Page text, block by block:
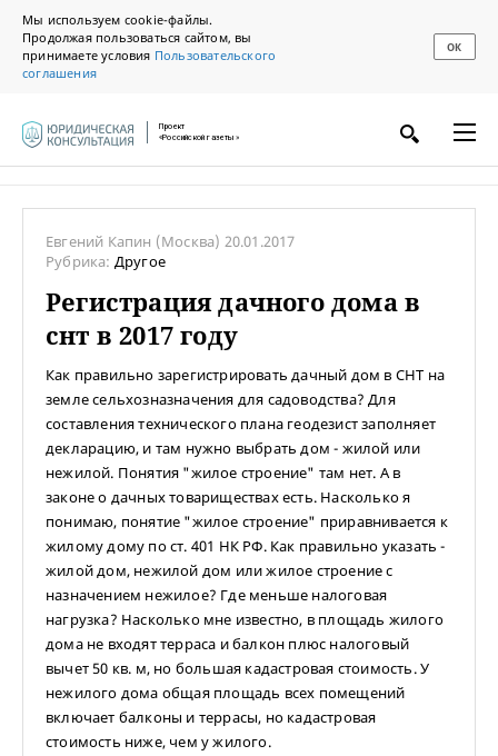
Мы используем cookie-файлы.
Продолжая пользоваться сайтом, вы
принимаете условия Пользовательского
соглашения
ОК
Проект
«Российской газеты»
Евгений Капин (Москва) 20.01.2017
Рубрика: Другое
Регистрация дачного дома в
снт в 2017 году
Как правильно зарегистрировать дачный дом в СНТ на
земле сельхозназначения для садоводства? Для
составления технического плана геодезист заполняет
декларацию, и там нужно выбрать дом - жилой или
нежилой. Понятия "жилое строение" там нет. А в
законе о дачных товариществах есть. Насколько я
понимаю, понятие "жилое строение" приравнивается к
жилому дому по ст. 401 НК РФ. Как правильно указать -
жилой дом, нежилой дом или жилое строение с
назначением нежилое? Где меньше налоговая
нагрузка? Насколько мне известно, в площадь жилого
дома не входят терраса и балкон плюс налоговый
вычет 50 кв. м, но большая кадастровая стоимость. У
нежилого дома общая площадь всех помещений
включает балконы и террасы, но кадастровая
стоимость ниже, чем у жилого.